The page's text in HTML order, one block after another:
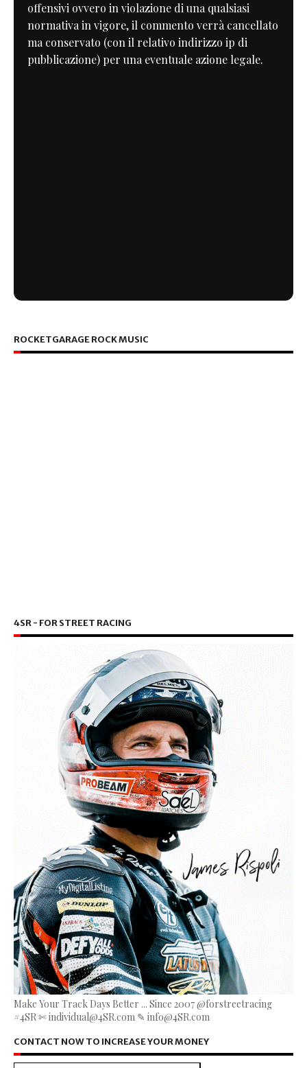
offensivi ovvero in violazione di una qualsiasi
normativa in vigore, il commento verrà cancellato
ma conservato (con il relativo indirizzo ip di
pubblicazione) per una eventuale azione legale.
ROCKETGARAGE ROCK MUSIC
4SR - FOR STREET RACING
Make Your Track Days Better ... Since 2007 @forstreetracing
#4SR ✄ individual@4SR.com ✎ info@4SR.com
CONTACT NOW TO INCREASE YOUR MONEY